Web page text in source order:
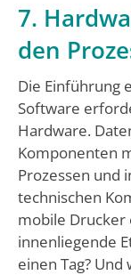
7.
den
Die Einführung
Software
Hardware.
Komponenten
Prozessen und
technischen
mobile Drucker
innenliegende
einen Tag?